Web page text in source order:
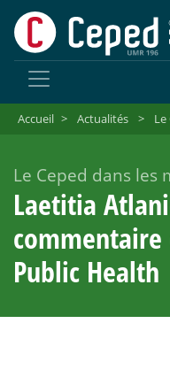
Accueil > Actualités >
Le Ceped dans les
Laetitia
commentaire
Public Health